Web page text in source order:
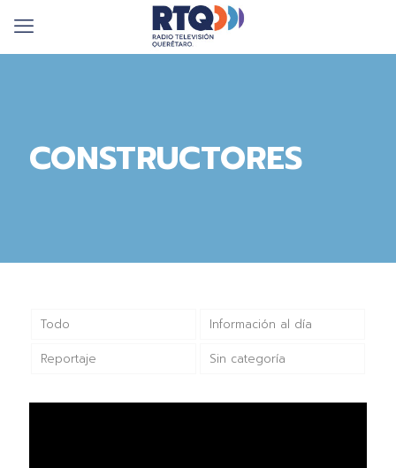
CONSTRUCTORES
Todo Información al día
Reportaje Sin categoría